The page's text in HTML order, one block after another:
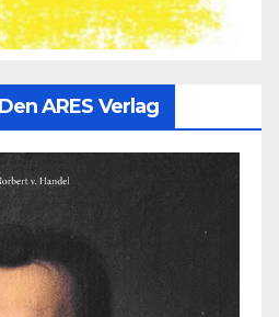
ARES Verlag